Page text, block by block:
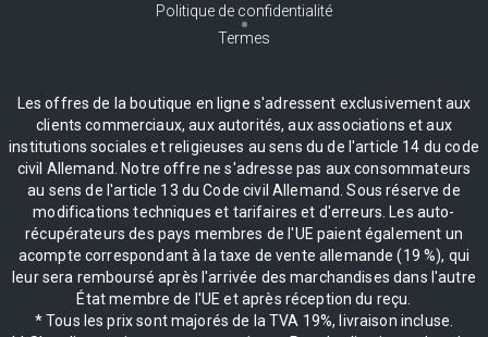
Politique de confidentialité
Termes
Les offres de la boutique en ligne s'adressent exclusivement aux
clients commerciaux, aux autorités, aux associations et aux
institutions sociales et religieuses au sens du de l'article 14 du code
civil Allemand. Notre offre ne s'adresse pas aux consommateurs
au sens de l'article 13 du Code civil Allemand. Sous réserve de
modifications techniques et tarifaires et d'erreurs. Les auto-
récupérateurs des pays membres de l'UE paient également un
acompte correspondant à la taxe de vente allemande (19 %), qui
leur sera remboursé après l'arrivée des marchandises dans l'autre
État membre de l'UE et après réception du reçu.
* Tous les prix sont majorés de la TVA 19%, livraison incluse.